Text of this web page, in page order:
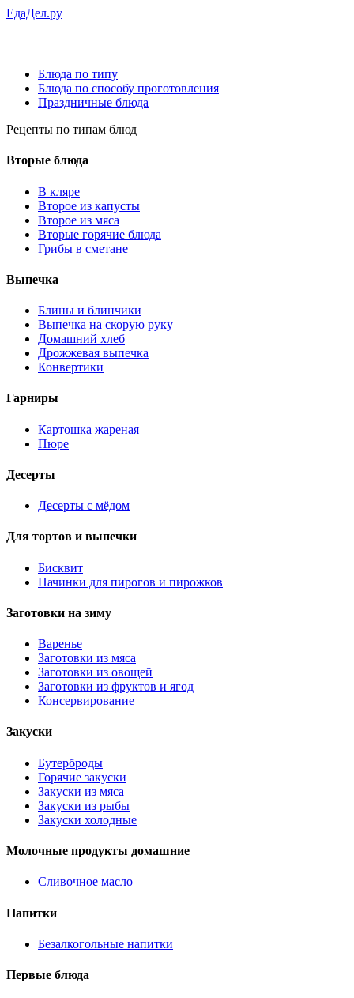
ЕдаДел.ру
Блюда по типу
Блюда по способу проготовления
Праздничные блюда
Рецепты по типам блюд
Вторые блюда
В кляре
Второе из капусты
Второе из мяса
Вторые горячие блюда
Грибы в сметане
Выпечка
Блины и блинчики
Выпечка на скорую руку
Домашний хлеб
Дрожжевая выпечка
Конвертики
Гарниры
Картошка жареная
Пюре
Десерты
Десерты с мёдом
Для тортов и выпечки
Бисквит
Начинки для пирогов и пирожков
Заготовки на зиму
Варенье
Заготовки из мяса
Заготовки из овощей
Заготовки из фруктов и ягод
Консервирование
Закуски
Бутерброды
Горячие закуски
Закуски из мяса
Закуски из рыбы
Закуски холодные
Молочные продукты домашние
Сливочное масло
Напитки
Безалкогольные напитки
Первые блюда